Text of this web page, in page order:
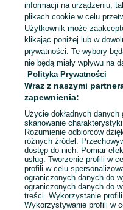
informacji na urządzeniu,
plikach cookie w celu
Użytkownik może
klikając poniżej lub w
prywatności. Te wybory
nie będą miały wpływu na
Polityka Prywatności
Wraz z naszymi
zapewnienia:
Użycie dokładnych
skanowanie
Rozumienie odbiorców
różnych źródeł.
dostęp do nich. Pomiar
usług. Tworzenie profili w
profili w celu
ograniczonych danych do
ograniczonych danych do
treści. Wykorzystanie
Wykorzystywanie profili w